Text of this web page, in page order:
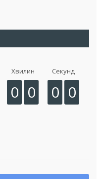
Хвилин
0 0
Секунд
0 0